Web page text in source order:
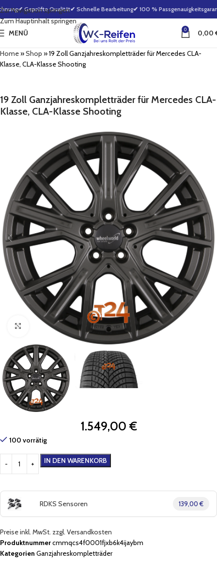
Zur Navigation springen
Zum Hauptinhalt springen
✔ Geprüfte Qualität✔ Schnelle Bearbeitung✔ 100 %
MENÜ 0 0,00
Home»Shop »19 Zoll Ganzjahreskompletträder für Mercedes CLA-
Klasse, CLA-Klasse Shooting
19 Zoll Ganzjahreskompletträder für Mercedes CLA-
Klasse, CLA-Klasse Shooting
Zum Vergrößern klicken
1.549,00 €
100 vorrätig
IN DEN WARENKORB
RDKS Sensoren 139,00 €
Preise inkl. MwSt. zzgl. Versandkosten
Produktnummercmmqcs4f0001fjxb6k4ijaybm
Kategorien Ganzjahreskompletträder